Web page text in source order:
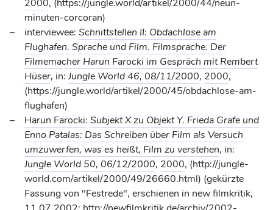
2000, (https://jungle.world/artikel/2000/44/neun-
minuten-corcoran)
interviewee: Schnittstellen II: Obdachlose am
Flughafen. Sprache und Film. Filmsprache. Der
Filmemacher Harun Farocki im Gespräch mit Rembert
Hüser, in:Jungle World 46, 08/11/2000, 2000,
(https://jungle.world/artikel/2000/45/obdachlose-am-
flughafen)
Harun Farocki: Subjekt X zu Objekt Y. Frieda Grafe und
Enno Patalas: Das Schreiben über Film als Versuch
umzuwerfen, was es heißt, Film zu verstehen, in:
Jungle World 50, 06/12/2000, 2000, (http://jungle-
world.com/artikel/2000/49/26660.html) (gekürzte
Fassung von "Festrede", erschienen in new filmkritik,